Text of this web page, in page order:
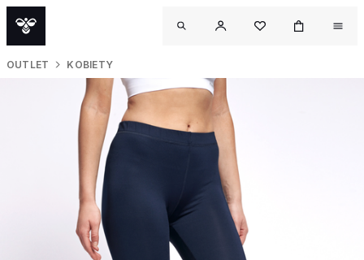
OUTLET KOBIETY